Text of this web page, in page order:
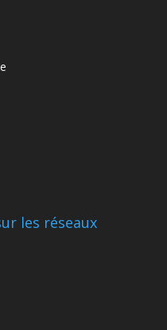
les réseaux